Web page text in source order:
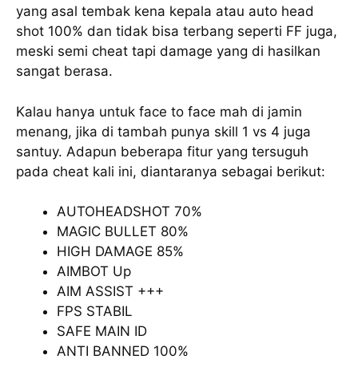
yang asal tembak kena kepala atau auto head
shot 100% dan tidak bisa terbang seperti FF juga,
meski semi cheat tapi damage yang di hasilkan
sangat berasa.
Kalau hanya untuk face to face mah di jamin
menang, jika di tambah punya skill 1 vs 4 juga
santuy. Adapun beberapa fitur yang tersuguh
pada cheat kali ini, diantaranya sebagai berikut:
AUTOHEADSHOT 70%
MAGIC BULLET 80%
HIGH DAMAGE 85%
AIMBOT Up
AIM ASSIST +++
FPS STABIL
SAFE MAIN ID
ANTI BANNED 100%